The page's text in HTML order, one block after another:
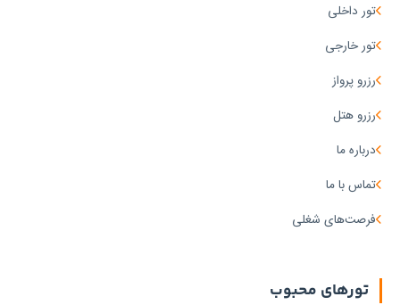
تور داخلی
تور خارجی
رزرو پرواز
رزرو هتل
درباره ما
تماس با ما
فرصت‌های شغلی
تورهای محبوب